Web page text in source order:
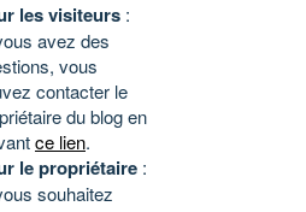
les visiteurs :
avez des
vous
contacter le
du blog en
ce lien.
le propriétaire :
souhaitez